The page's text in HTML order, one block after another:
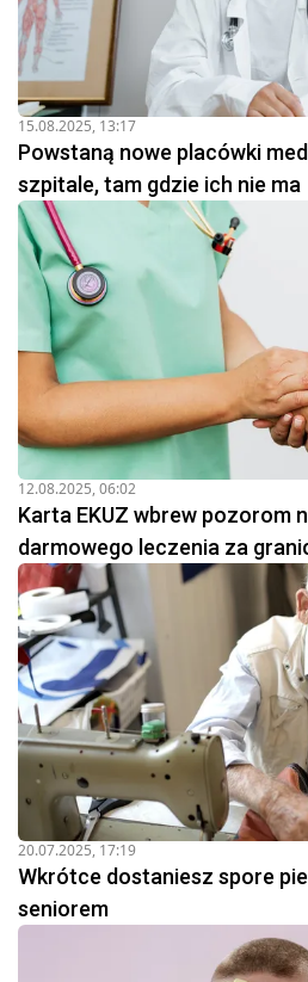
15.08.2025, 13:17
Powstaną nowe placówki
szpitale, tam gdzie ich nie ma
12.08.2025, 06:02
Karta EKUZ wbrew pozorom
darmowego leczenia za
20.07.2025, 17:19
Wkrótce dostaniesz spore
seniorem